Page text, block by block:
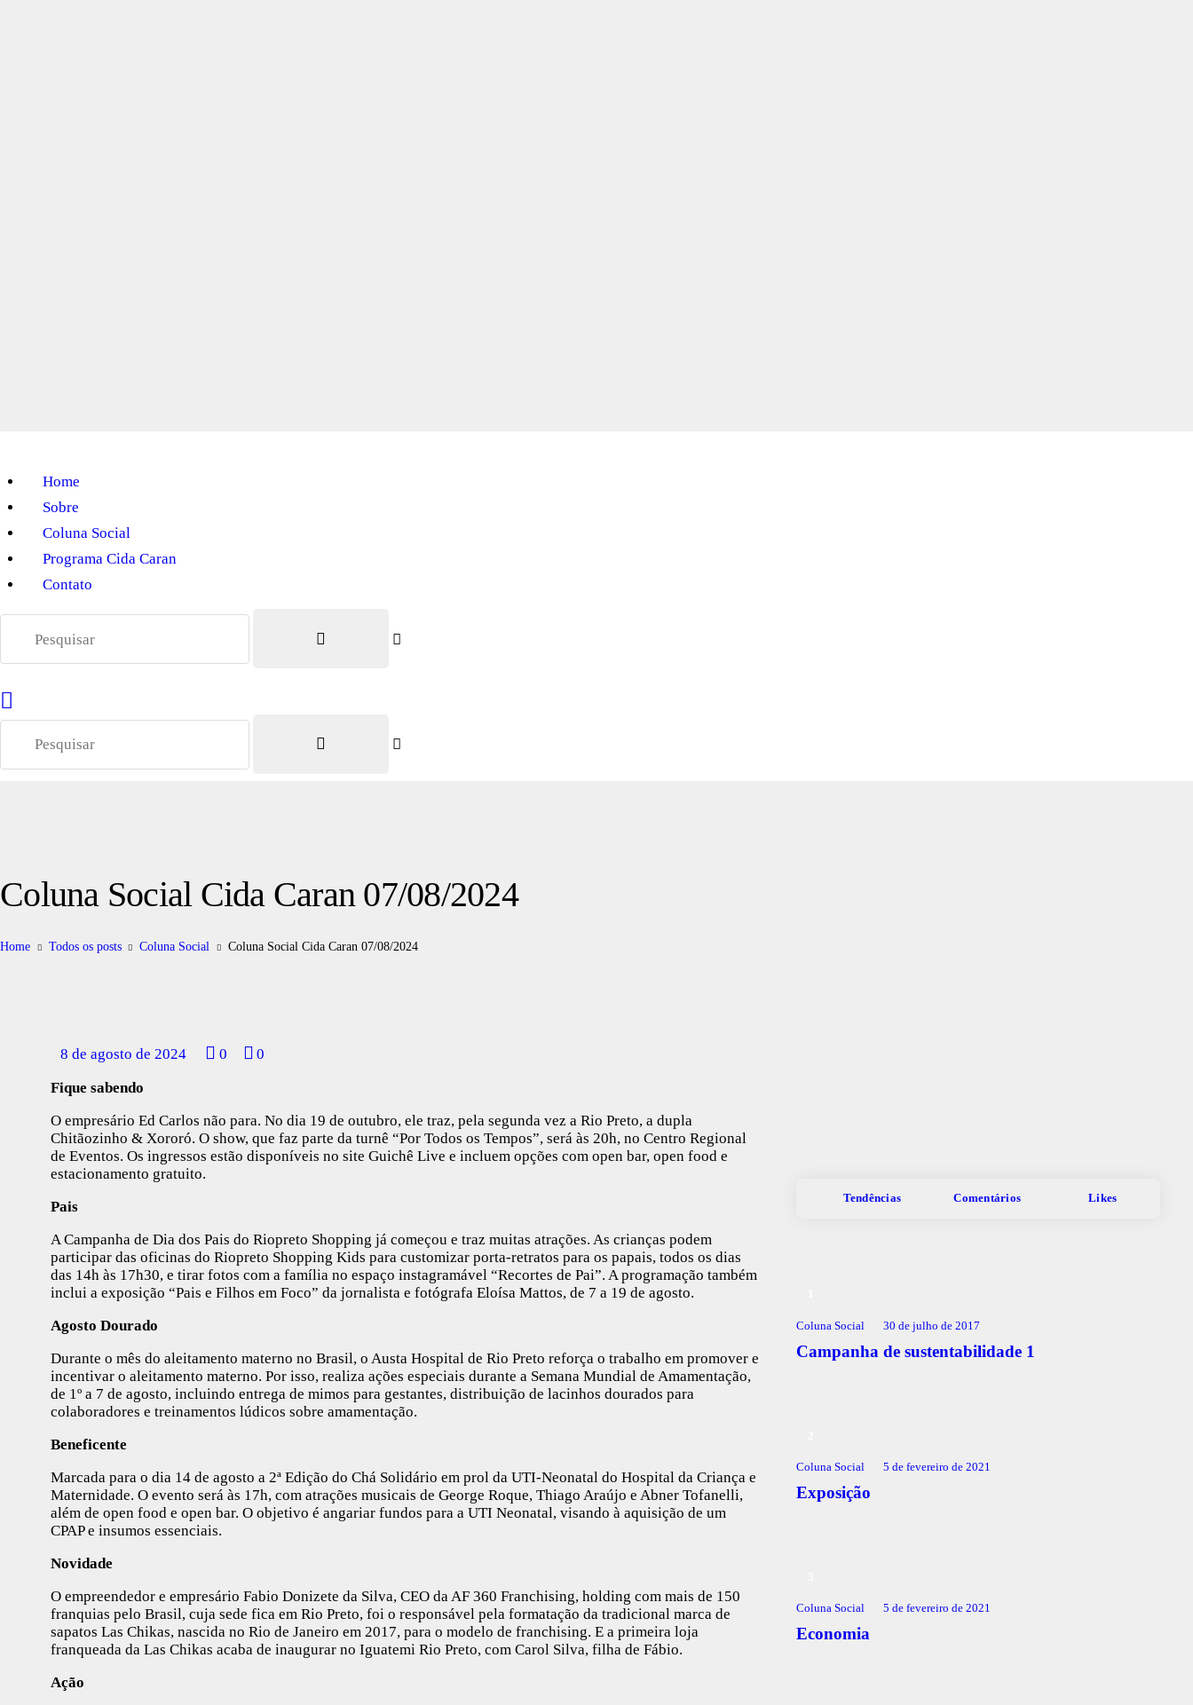
Home
Sobre
Coluna Social
Programa Cida Caran
Contato
Coluna Social Cida Caran 07/08/2024
Home Todos os posts Coluna Social Coluna Social Cida Caran 07/08/2024
8 de agosto de 2024 0
0
Fique sabendo
O empresário Ed Carlos não para. No dia 19 de outubro, ele traz, pela segunda vez a Rio Preto, a dupla
Chitãozinho & Xororó. O show, que faz parte da turnê “Por Todos os Tempos”, será às 20h, no Centro Regional
de Eventos. Os ingressos estão disponíveis no site Guichê Live e incluem opções com open bar, open food e
estacionamento gratuito.
Pais
A Campanha de Dia dos Pais do Riopreto Shopping já começou e traz muitas atrações. As crianças podem
participar das oficinas do Riopreto Shopping Kids para customizar porta-retratos para os papais, todos os dias
das 14h às 17h30, e tirar fotos com a família no espaço instagramável “Recortes de Pai”. A programação também
inclui a exposição “Pais e Filhos em Foco” da jornalista e fotógrafa Eloísa Mattos, de 7 a 19 de agosto.
Agosto Dourado
Durante o mês do aleitamento materno no Brasil, o Austa Hospital de Rio Preto reforça o trabalho em promover e
incentivar o aleitamento materno. Por isso, realiza ações especiais durante a Semana Mundial de Amamentação,
de 1º a 7 de agosto, incluindo entrega de mimos para gestantes, distribuição de lacinhos dourados para
colaboradores e treinamentos lúdicos sobre amamentação.
Beneficente
Marcada para o dia 14 de agosto a 2ª Edição do Chá Solidário em prol da UTI-Neonatal do Hospital da Criança e
Maternidade. O evento será às 17h, com atrações musicais de George Roque, Thiago Araújo e Abner Tofanelli,
além de open food e open bar. O objetivo é angariar fundos para a UTI Neonatal, visando à aquisição de um
CPAP e insumos essenciais.
Novidade
O empreendedor e empresário Fabio Donizete da Silva, CEO da AF 360 Franchising, holding com mais de 150
franquias pelo Brasil, cuja sede fica em Rio Preto, foi o responsável pela formatação da tradicional marca de
sapatos Las Chikas, nascida no Rio de Janeiro em 2017, para o modelo de franchising. E a primeira loja
franqueada da Las Chikas acaba de inaugurar no Iguatemi Rio Preto, com Carol Silva, filha de Fábio.
Ação
Tendências Comentários Likes
Coluna Social 30 de julho de 2017
Campanha de sustentabilidade 1
Coluna Social 5 de fevereiro de 2021
Exposição
Coluna Social 5 de fevereiro de 2021
Economia